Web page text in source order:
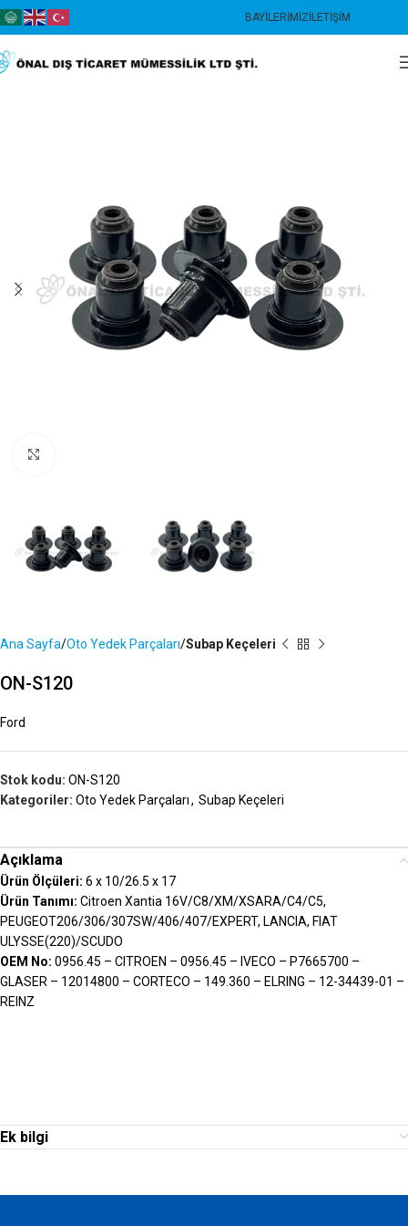
BAYILERIMIZİLETIŞIM
Ana Sayfa Oto Yedek Parçaları Subap Keçeleri
ON-S120
Ford
Stok kodu: ON-S120
Kategoriler: Oto Yedek Parçaları, Subap Keçeleri
Açıklama
Ürün Ölçüleri: 6 x 10/26.5 x 17
Ürün Tanımı: Citroen Xantia 16V/C8/XM/XSARA/C4/C5,
PEUGEOT206/306/307SW/406/407/EXPERT, LANCIA, FIAT
ULYSSE(220)/SCUDO
OEM No: 0956.45 – CITROEN – 0956.45 – IVECO – P7665700 –
GLASER – 12014800 – CORTECO – 149.360 – ELRING – 12-34439-01 –
REINZ
Ek bilgi